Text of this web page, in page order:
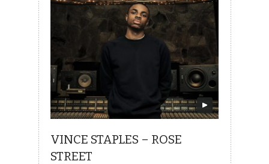
VINCE STAPLES – ROSE
STREET